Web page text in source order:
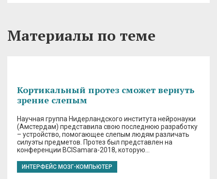
Материалы по теме
Кортикальный протез сможет вернуть
зрение слепым
Научная группа Нидерландского института нейронауки
(Амстердам) представила свою последнюю разработку
– устройство, помогающее слепым людям различать
силуэты предметов. Протез был представлен на
конференции BCISamara-2018, которую…
ИНТЕРФЕЙС МОЗГ-КОМПЬЮТЕР